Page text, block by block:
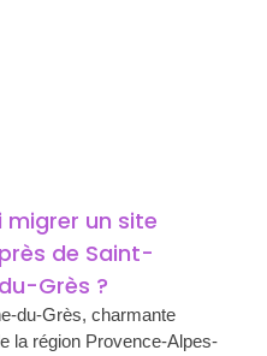
migrer un site
de Saint-
Grès ?
du-Grès, charmante
la région Provence-Alpes-